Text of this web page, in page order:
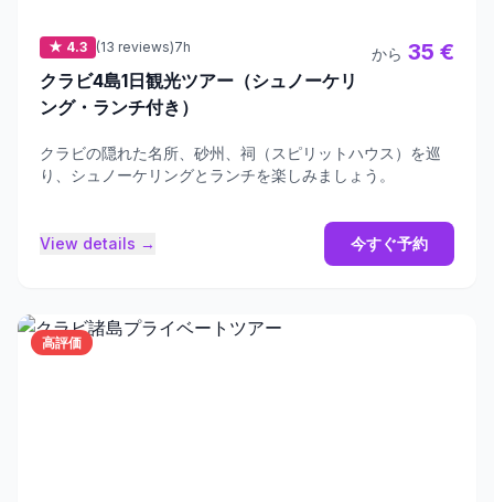
★ 4.3 (13 reviews)7h
クラビ4島1日観光ツアー（シュノーケリ
ング・ランチ付き）
から 35 €
クラビの隠れた名所、砂州、祠（スピリットハウス）を巡
り、シュノーケリングとランチを楽しみましょう。
View details → 今すぐ予約
高評価